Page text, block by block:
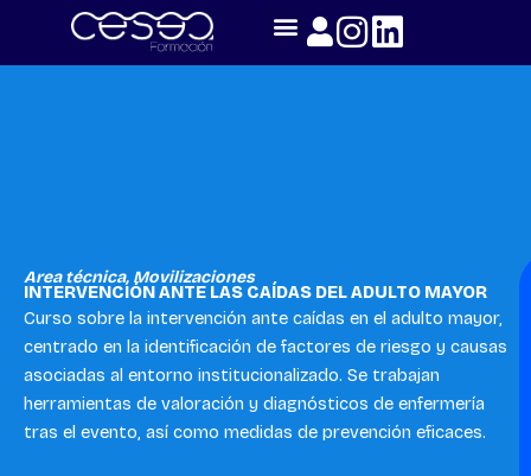
content
Area técnica, Movilizaciones
INTERVENCIÓN ANTE LAS CAÍDAS DEL ADULTO MAYOR
Curso sobre la intervención ante caídas en el adulto mayor,
centrado en la identificación de factores de riesgo y causas
asociadas al entorno institucionalizado. Se trabajan
herramientas de valoración y diagnósticos de enfermería
tras el evento, así como medidas de prevención eficaces.